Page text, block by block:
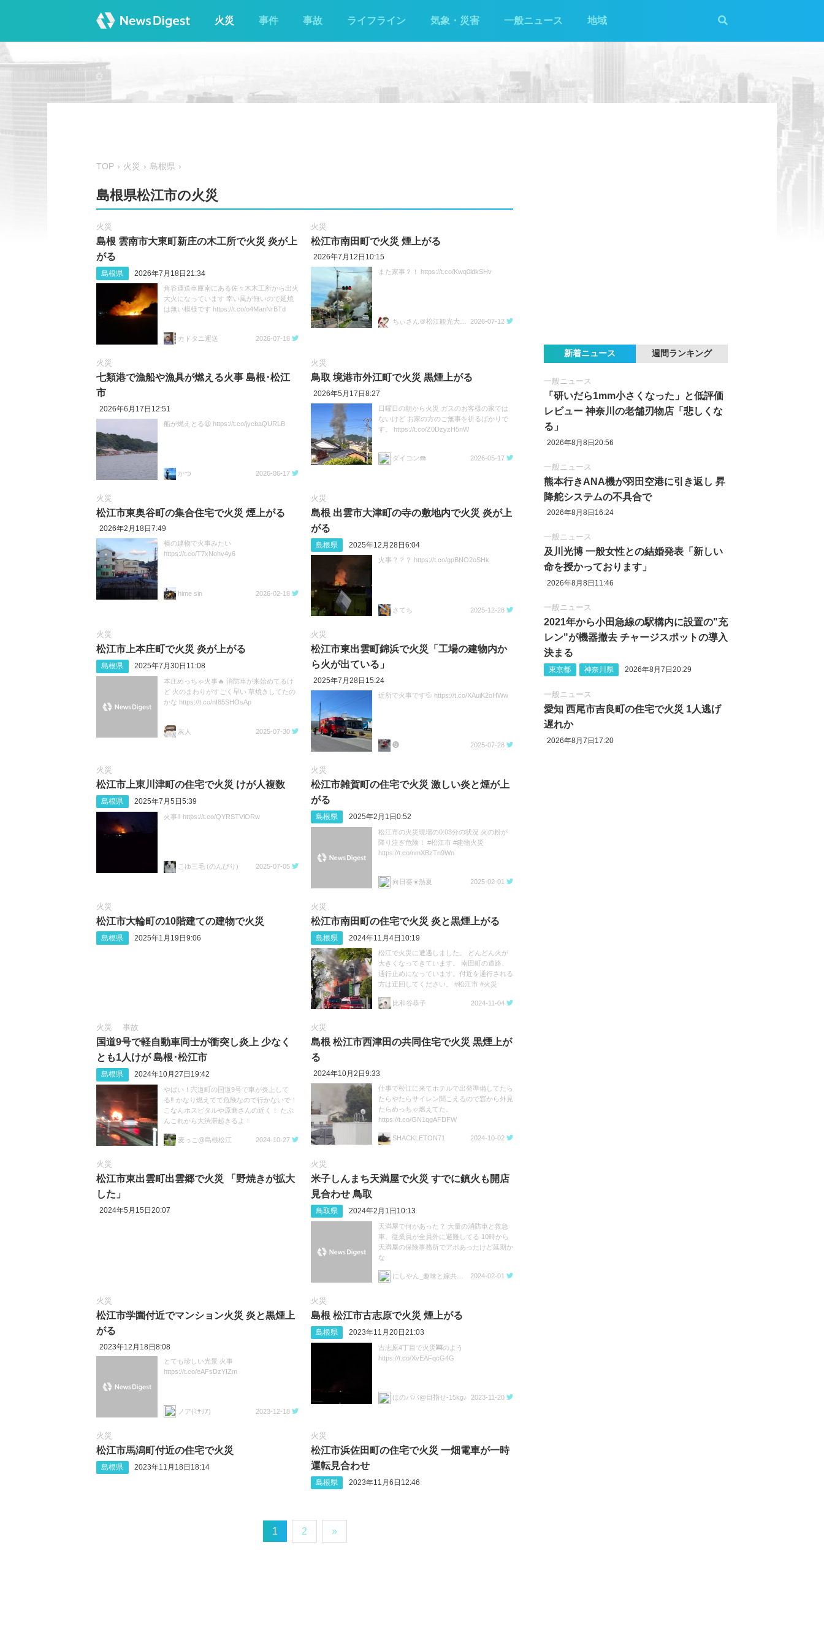
火災 事件 事故 ライフライン 気象・災害 一般ニュース 地域
TOP 火災 島根県
島根県松江市の火災
火災
島根 雲南市大東町新庄の木工所で火災 炎が上
がる
島根県 2026年7月18日21:34
角谷運送車庫南にある佐々木木工所から出火
大火になっています 幸い風が無いので延焼
は無い模様です https://t.co/o4ManNrBTd
カドタニ運送 2026-07-18
火災
松江市南田町で火災 煙上がる
2026年7月12日10:15
また家事？！ https://t.co/Kwq0ldkSHv
ちぃさん＠松江観光大使VTuber🏯⛩️🐉🗡️ 2026-07-12
火災
七類港で漁船や漁具が燃える火事 島根･松江
市
2026年6月17日12:51
船が燃えとる😫 https://t.co/jycbaQURLB
かつ 2026-06-17
火災
鳥取 境港市外江町で火災 黒煙上がる
2026年5月17日8:27
日曜日の朝から火災 ガスのお客様の家では
ないけど お家の方のご無事を祈るばかりで
す。 https://t.co/Z0DzyzH5nW
ダイコン🪼 2026-05-17
火災
松江市東奥谷町の集合住宅で火災 煙上がる
2026年2月18日7:49
横の建物で火事みたい
https://t.co/T7xNohv4y6
hime sin 2026-02-18
火災
島根 出雲市大津町の寺の敷地内で火災 炎が上
がる
島根県 2025年12月28日6:04
火事？？？ https://t.co/gpBNO2oSHk
さてち 2025-12-28
火災
松江市上本庄町で火災 炎が上がる
島根県 2025年7月30日11:08
本庄めっちゃ火事🔥 消防車が来始めてるけ
ど 火のまわりがすごく早い 草焼きしてたの
かな https://t.co/nI85SHOsAp
灰人 2025-07-30
火災
松江市東出雲町錦浜で火災「工場の建物内か
ら火が出ている」
2025年7月28日15:24
近所で火事です💦 https://t.co/XAuiK2oHWw
❾ 2025-07-28
火災
松江市上東川津町の住宅で火災 けが人複数
島根県 2025年7月5日5:39
火事‼️ https://t.co/QYRSTVlORw
こゆ三毛 (のんびり) 2025-07-05
火災
松江市雑賀町の住宅で火災 激しい炎と煙が上
がる
島根県 2025年2月1日0:52
松江市の火災現場の0:03分の状況 火の粉が
降り注ぎ危険！ #松江市 #建物火災
https://t.co/nmXBzTn9Wn
向日葵☀️熱夏 2025-02-01
火災
松江市大輪町の10階建ての建物で火災
島根県 2025年1月19日9:06
火災
松江市南田町の住宅で火災 炎と黒煙上がる
島根県 2024年11月4日10:19
松江で火災に遭遇しました。 どんどん火が
大きくなってきています。 南田町の道路、
通行止めになっています。付近を通行される
方は迂回してください。 #松江市 #火災
比和谷恭子
2024-11-04
火災 事故
国道9号で軽自動車同士が衝突し炎上 少なく
とも1人けが 島根･松江市
島根県 2024年10月27日19:42
やばい！宍道町の国道9号で車が炎上して
る‼️ かなり燃えてて危険なので行かないで！
こなんホスピタルや原商さんの近く！ たぶ
んこれから大渋滞起きるよ！
麦っこ@島根松江
2024-10-27
火災
島根 松江市西津田の共同住宅で火災 黒煙上が
る
2024年10月2日9:33
仕事で松江に来てホテルで出発準備してたら
たらやたらサイレン聞こえるので窓から外見
たらめっちゃ燃えてた。
https://t.co/GN1qgAFDFW
SHACKLETON71 2024-10-02
火災
松江市東出雲町出雲郷で火災 「野焼きが拡大
した」
2024年5月15日20:07
火災
米子しんまち天満屋で火災 すでに鎮火も開店
見合わせ 鳥取
鳥取県 2024年2月1日10:13
天満屋で何かあった？ 大量の消防車と救急
車、従業員が全員外に避難してる 10時から
天満屋の保険事務所でアポあったけど延期か
な
にしやん_趣味と嫁共同垢 2024-02-01
火災
松江市学園付近でマンション火災 炎と黒煙上
がる
2023年12月18日8:08
とても珍しい光景 火事
https://t.co/eAFsDzYIZm
ノア(ﾐｻﾘｱ) 2023-12-18
火災
島根 松江市古志原で火災 煙上がる
島根県 2023年11月20日21:03
古志原4丁目で火災🚒のよう
https://t.co/XvEAFqcG4G
ほのパパ@目指せ-15kg♪ 2023-11-20
火災
松江市馬潟町付近の住宅で火災
島根県 2023年11月18日18:14
火災
松江市浜佐田町の住宅で火災 一畑電車が一時
運転見合わせ
島根県 2023年11月6日12:46
1 2 »
新着ニュース 週間ランキング
一般ニュース
「研いだら1mm小さくなった」と低評価
レビュー 神奈川の老舗刃物店「悲しくな
る」
2026年8月8日20:56
一般ニュース
熊本行きANA機が羽田空港に引き返し 昇
降舵システムの不具合で
2026年8月8日16:24
一般ニュース
及川光博 一般女性との結婚発表「新しい
命を授かっております」
2026年8月8日11:46
一般ニュース
2021年から小田急線の駅構内に設置の"充
レン"が機器撤去 チャージスポットの導入
決まる
東京都 神奈川県 2026年8月7日20:29
一般ニュース
愛知 西尾市吉良町の住宅で火災 1人逃げ
遅れか
2026年8月7日17:20